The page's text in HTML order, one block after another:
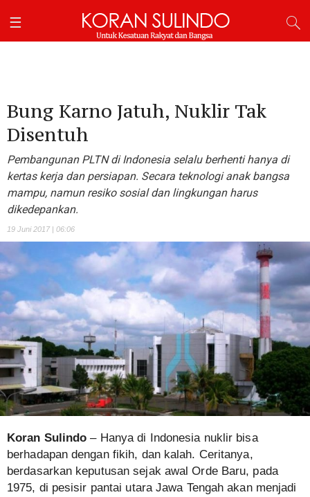
Bung Karno Jatuh, Nuklir Tak
Disentuh
Pembangunan PLTN di Indonesia selalu berhenti hanya di
kertas kerja dan persiapan. Secara teknologi anak bangsa
mampu, namun resiko sosial dan lingkungan harus
dikedepankan.
19 Juni 2017 | 06:06
Koran Sulindo – Hanya di Indonesia nuklir bisa
berhadapan dengan fikih, dan kalah. Ceritanya,
berdasarkan keputusan sejak awal Orde Baru, pada
1975, di pesisir pantai utara Jawa Tengah akan menjadi